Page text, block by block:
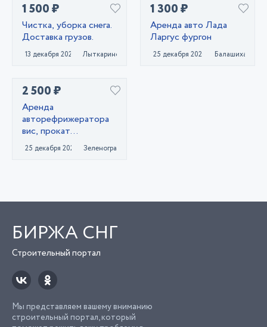
1 500 ₽
Чистка, уборка снега.
Доставка грузов.
13 декабря 2023 Лыткарино
1 300 ₽
Аренда авто Лада
Ларгус фургон
25 декабря 2020 Балашиха
2 500 ₽
Аренда
авторефрижератора
вис, прокат
рефрижератора
25 декабря 2020 Зеленоград
БИРЖА СНГ
Строительный портал
Мы представляем вашему вниманию
строительный портал, который